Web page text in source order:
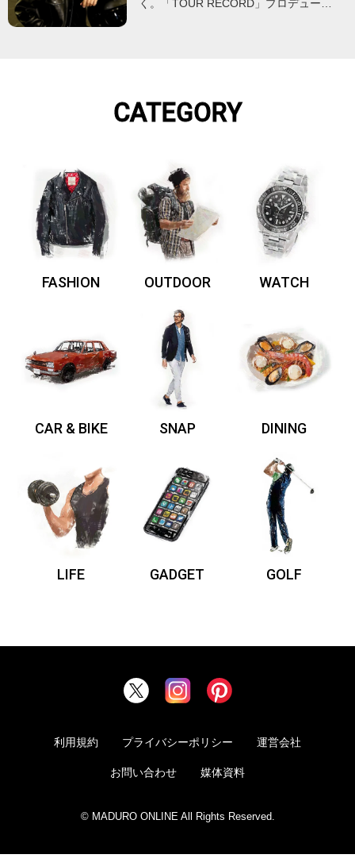
く。「TOUR RECORD」プロデュー…
CATEGORY
FASHION OUTDOOR WATCH
CAR & BIKE SNAP DINING
LIFE GADGET GOLF
利用規約 プライバシーポリシー 運営会社
お問い合わせ 媒体資料
© MADURO ONLINE All Rights Reserved.